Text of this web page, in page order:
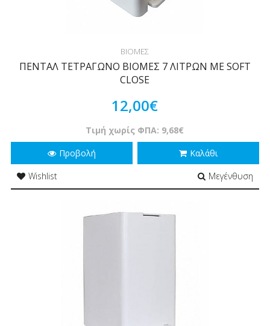
ΒΙΟΜΕΣ
ΠΕΝΤΑΛ ΤΕΤΡΑΓΩΝΟ ΒΙΟΜΕΣ 7 ΛΙΤΡΩΝ ΜΕ SOFT
CLOSE
12,00€
Τιμή χωρίς ΦΠΑ: 9,68€
Προβολή
Καλάθι
Wishlist
Μεγένθυση